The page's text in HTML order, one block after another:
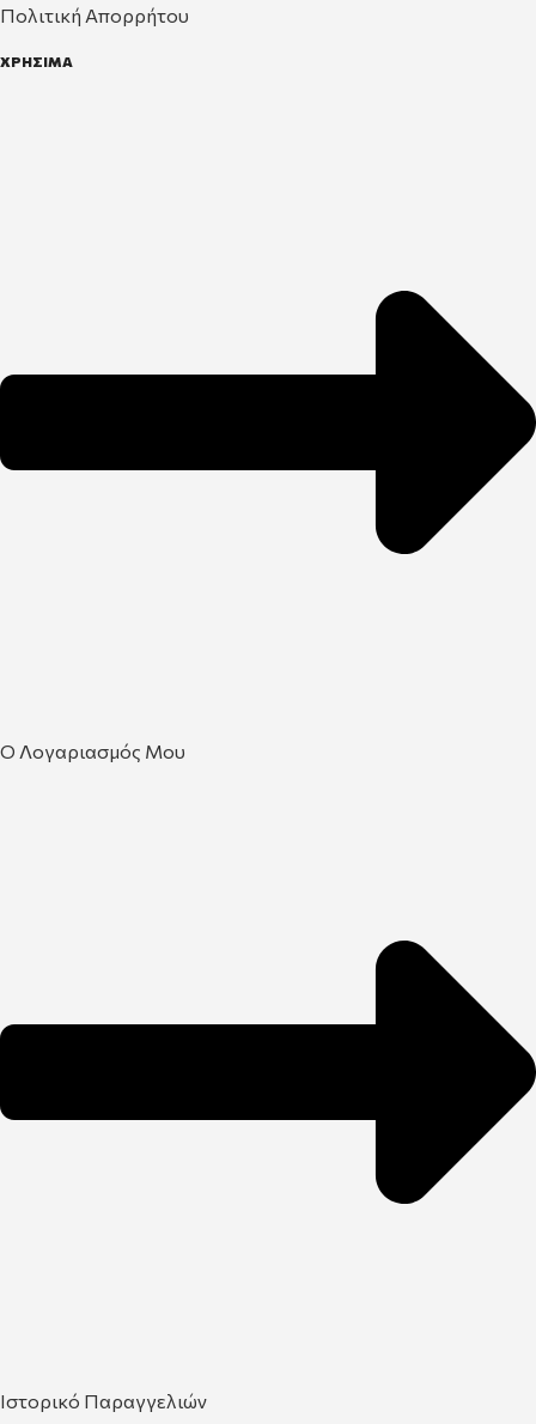
Πολιτική Απορρήτου
ΧΡΗΣΙΜΑ
Ο Λογαριασμός Μου
Ιστορικό Παραγγελιών